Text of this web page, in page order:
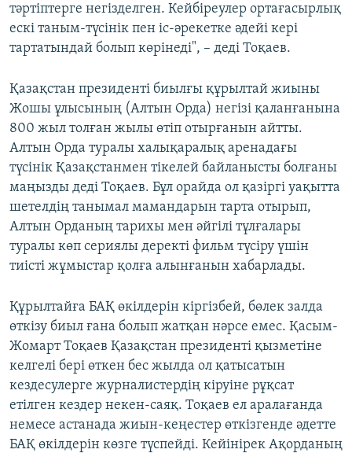
тәртіптерге негізделген. Кейбіреулер ортағасырлық
ескі таным-түсінік пен іс-әрекетке әдейі кері
тартатындай болып көрінеді", – деді Тоқаев.
Қазақстан президенті биылғы құрылтай жиыны
Жошы ұлысының (Алтын Орда) негізі қаланғанына
800 жыл толған жылы өтіп отырғанын айтты.
Алтын Орда туралы халықаралық аренадағы
түсінік Қазақстанмен тікелей байланысты болғаны
маңызды деді Тоқаев. Бұл орайда ол қазіргі уақытта
шетелдің танымал мамандарын тарта отырып,
Алтын Орданың тарихы мен әйгілі тұлғалары
туралы көп сериялы деректі фильм түсіру үшін
тиісті жұмыстар қолға алынғанын хабарлады.
Құрылтайға БАҚ өкілдерін кіргізбей, бөлек залда
өткізу биыл ғана болып жатқан нәрсе емес. Қасым-
Жомарт Тоқаев Қазақстан президенті қызметіне
келгелі бері өткен бес жылда ол қатысатын
кездесулерге журналистердің кіруіне рұқсат
етілген кездер некен-саяқ. Тоқаев ел аралағанда
немесе астанада жиын-кеңестер өткізгенде әдетте
БАҚ өкілдерін көзге түспейді. Кейінірек Ақорданың